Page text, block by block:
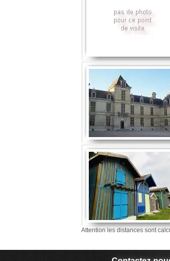
Attention les distances sont